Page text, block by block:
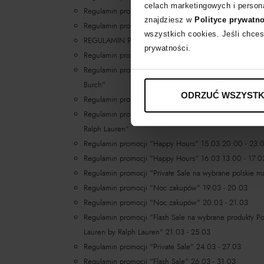
celach marketingowych i
znajdziesz w Polityce
wszystkich cookies. Jeśli
prywatności.
ODRZUĆ
Regulamin promocji "Women's Day"
Regulamin promocji "Women's Day -15% z kodem
REGULAMIN PROMOCJI „Dolce & Gabbana -
Regulamin promocji Noc zakupów na wybrane kosmetyki
Regulamin promocji "Private Sale na produkty Dolce &
Burch"
Regulamin promocji "Private Sale na buty i torby"
Regulamin promocji "Noc zakupów na produkty Polo
Ralph Lauren"
Regulamin promocji "Happy Hours" 15.03 20:00 -
Regulamin promocji "Happy Hours" 16.03 13:00 -
Regulamin promocji "Private Sale na wybrane polskie
Regulamin promocji "Noc zakupów" 19.03 - 20.03
Regulamin promocji "Noc zakupów" 20.03 - 21.03
Regulamin promocji "Flash Sale na wybrane produkty
Lauren by Ralph Lauren" 21.03 - 25.03
Regulamin promocji "Private Sale" 24.03 - 27.03
Regulamin promocji "Flash Sale" 26.03 - 31.03